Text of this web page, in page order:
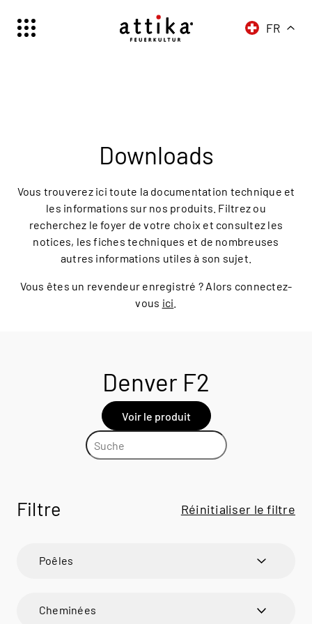
Schweiz | Deutsch
Österreich | Deutsch
Frankreich | Deutsch
Italia | italiano
Italien | Deutsch
FR
Downloads
Vous trouverez ici toute la documentation technique et
les informations sur nos produits. Filtrez ou
recherchez le foyer de votre choix et consultez les
notices, les fiches techniques et de nombreuses
autres informations utiles à son sujet.
Vous êtes un revendeur enregistré ? Alors connectez-
vous ici
Denver F2
Voir le produit
Filtre Réinitialiser le filtre
Poêles
600 ART
600 RD
Cheminées